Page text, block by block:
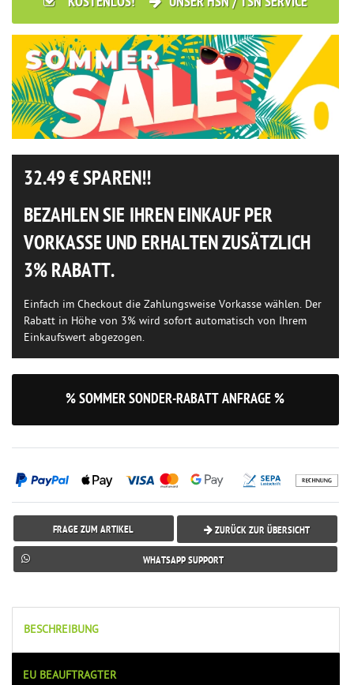
32.49€ SPAREN!!
BEZAHLEN SIE IHREN EINKAUF PER
VORKASSE UND ERHALTEN ZUSÄTZLICH
3% RABATT.
Einfach im Checkout die Zahlungsweise Vorkasse wählen. Der
Rabatt in Höhe von 3% wird sofort automatisch von Ihrem
Einkaufswert abgezogen.
% SOMMER SONDER-RABATT ANFRAGE %
FRAGE ZUM ARTIKEL ZURÜCK ZUR ÜBERSICHT
WHATSAPP SUPPORT
BESCHREIBUNG
EU BEAUFTRAGTER